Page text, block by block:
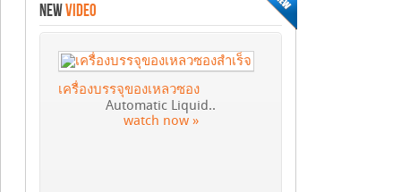
NEWVIDEO
เครื่องบรรจุของเหลวซอง
Automatic Liquid..
watch now »